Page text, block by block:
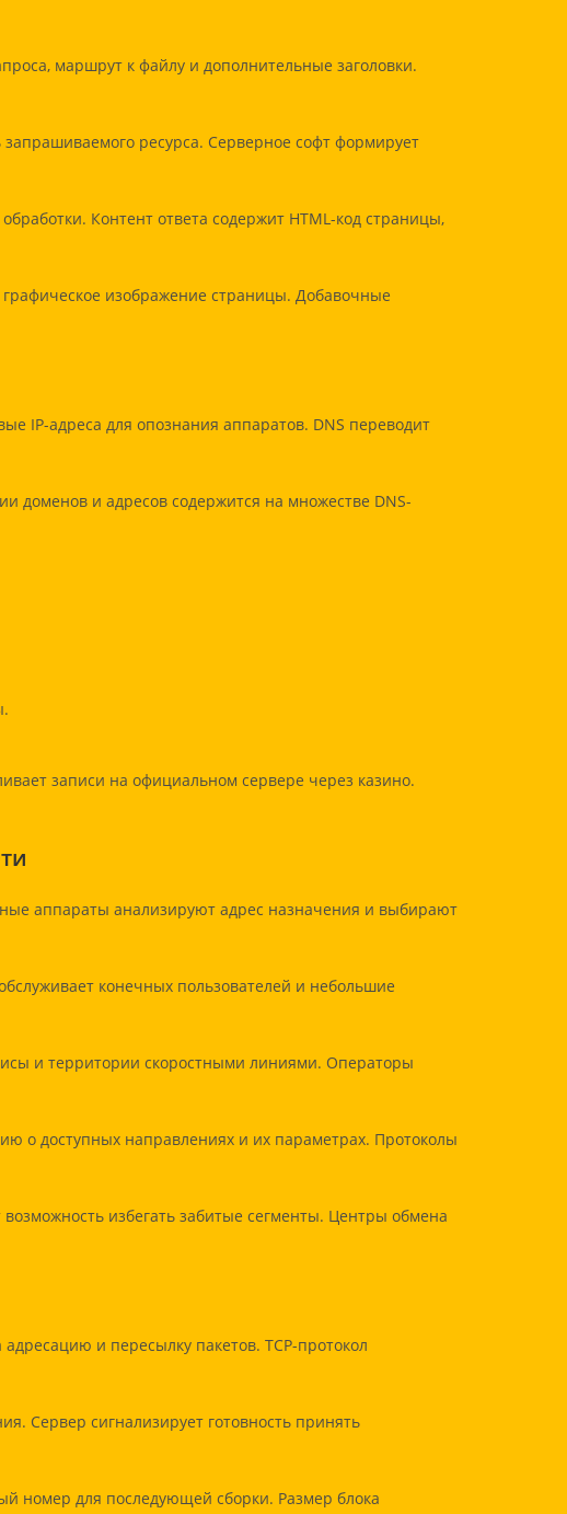
маршрут к файлу и дополнительные заголовки.
ресурса. Серверное софт формирует
Контент ответа содержит HTML-код страницы,
изображение страницы. Добавочные
IP-адреса для опознания аппаратов. DNS переводит
доменов и адресов содержится на множестве DNS-
записи на официальном сервере через казино.
аппараты анализируют адрес назначения и выбирают
конечных пользователей и небольшие
и территории скоростными линиями. Операторы
о доступных направлениях и их параметрах. Протоколы
избегать забитые сегменты. Центры обмена
и пересылку пакетов. TCP-протокол
Сервер сигнализирует готовность принять
номер для последующей сборки. Размер блока